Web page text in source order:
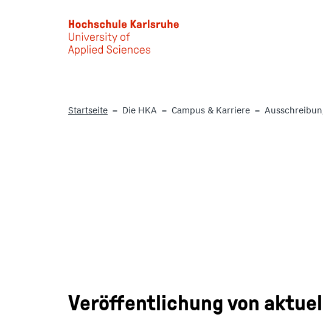
Startseite Die HKA Campus & Karriere
Veröffentlichung von